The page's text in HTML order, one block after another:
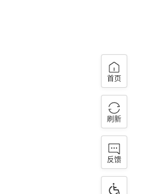
首页
刷新
反馈